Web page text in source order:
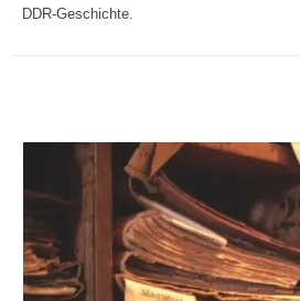
DDR-Geschichte.